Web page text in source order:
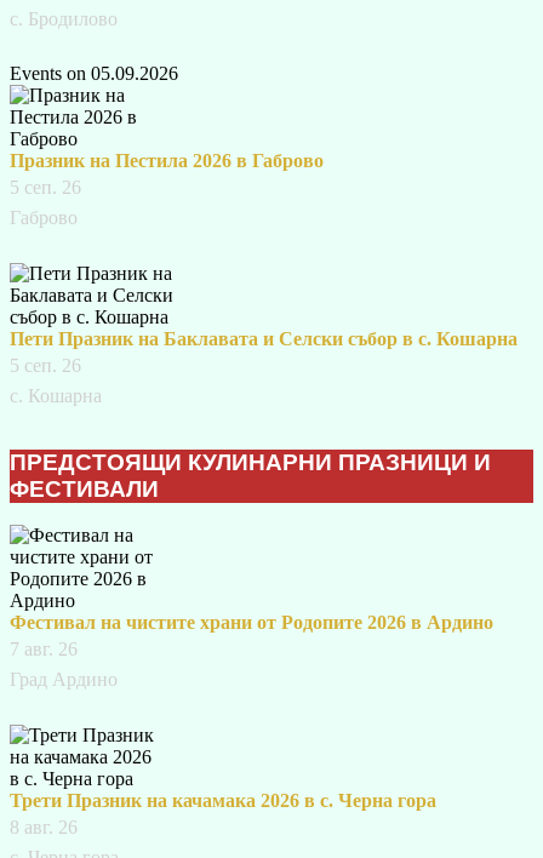
с. Бродилово
Events on 05.09.2026
Празник на Пестила 2026 в Габрово
5 сеп. 26
Габрово
Пети Празник на Баклавата и Селски събор в с. Кошарна
5 сеп. 26
с. Кошарна
ПРЕДСТОЯЩИ КУЛИНАРНИ ПРАЗНИЦИ И
ФЕСТИВАЛИ
Фестивал на чистите храни от Родопите 2026 в Ардино
7 авг. 26
Град Ардино
Трети Празник на качамака 2026 в с. Черна гора
8 авг. 26